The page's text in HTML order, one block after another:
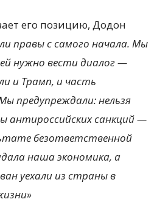
его позицию, Додон
правы с самого начала. Мы
нужно вести диалог —
и Трамп, и часть
предупреждали: нельзя
антироссийских санкций —
безответственной
наша экономика, а
уехали из страны в